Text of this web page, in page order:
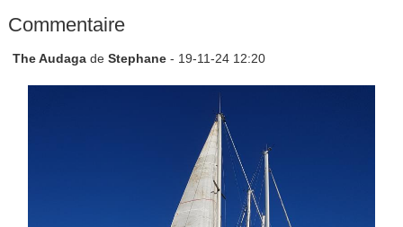
Commentaire
The Audagade Stephane- 19-11-24 12:20